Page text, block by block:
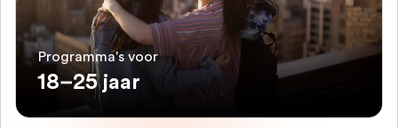
Programma's voor
18–25 jaar